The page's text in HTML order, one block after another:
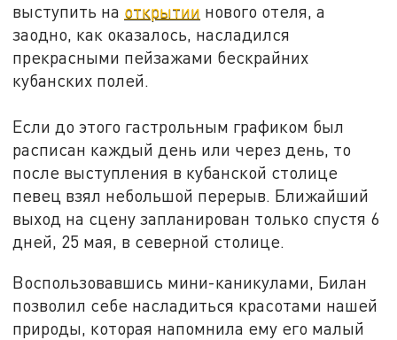
выступить на открытии нового отеля, а
заодно, как оказалось, насладился
прекрасными пейзажами бескрайних
кубанских полей.
Если до этого гастрольным графиком был
расписан каждый день или через день, то
после выступления в кубанской столице
певец взял небольшой перерыв. Ближайший
выход на сцену запланирован только спустя 6
дней, 25 мая, в северной столице.
Воспользовавшись мини-каникулами, Билан
позволил себе насладиться красотами нашей
природы, которая напомнила ему его малый